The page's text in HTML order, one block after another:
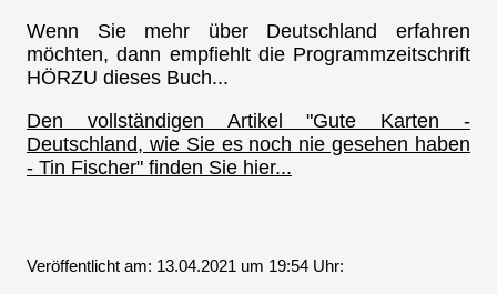
Wenn Sie mehr über Deutschland erfahren
möchten, dann empfiehlt die Programmzeitschrift
HÖRZU dieses Buch...
Den vollständigen Artikel "Gute Karten -
Deutschland, wie Sie es noch nie gesehen haben
- Tin Fischer" finden Sie hier...
Veröffentlicht am: 13.04.2021 um 19:54 Uhr: